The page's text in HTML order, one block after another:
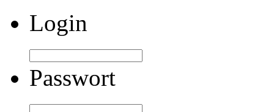
Login
Passwort